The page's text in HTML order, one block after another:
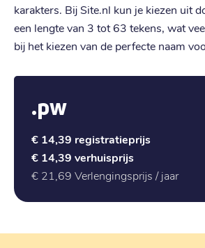
karakters. Bij Site.nl kun je kiezen uit
een lengte van 3 tot 63 tekens, wat
bij het kiezen van de perfecte naam
.pw
€ 14,39 registratieprijs
€ 14,39 verhuisprijs
€ 21,69 Verlengingsprijs / jaar